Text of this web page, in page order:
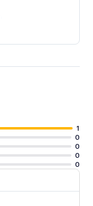
1
0
0
0
0